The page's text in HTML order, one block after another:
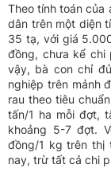
Theo tính toán của
dân trên một diện
35 tạ, với giá
đồng, chưa kể chi
vậy, bà con chỉ
nghiệp trên mảnh
rau theo tiêu
tấn/1 ha mỗi đợt,
khoảng 5-7 đợt.
đồng/1 kg trên thị
nay, trừ tất cả chi